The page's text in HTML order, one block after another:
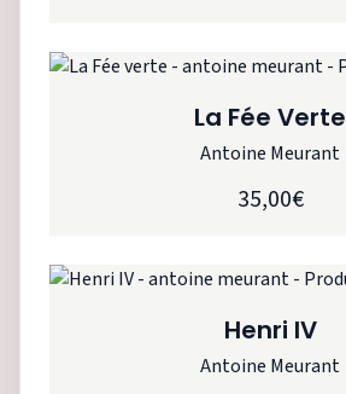
La Fée Verte
Antoine Meurant
35,00€
Henri IV
Antoine Meurant